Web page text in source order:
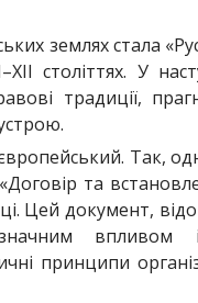
землях стала
століттях. У
традиції,
Так,
та
Цей документ,
впливом
принципи